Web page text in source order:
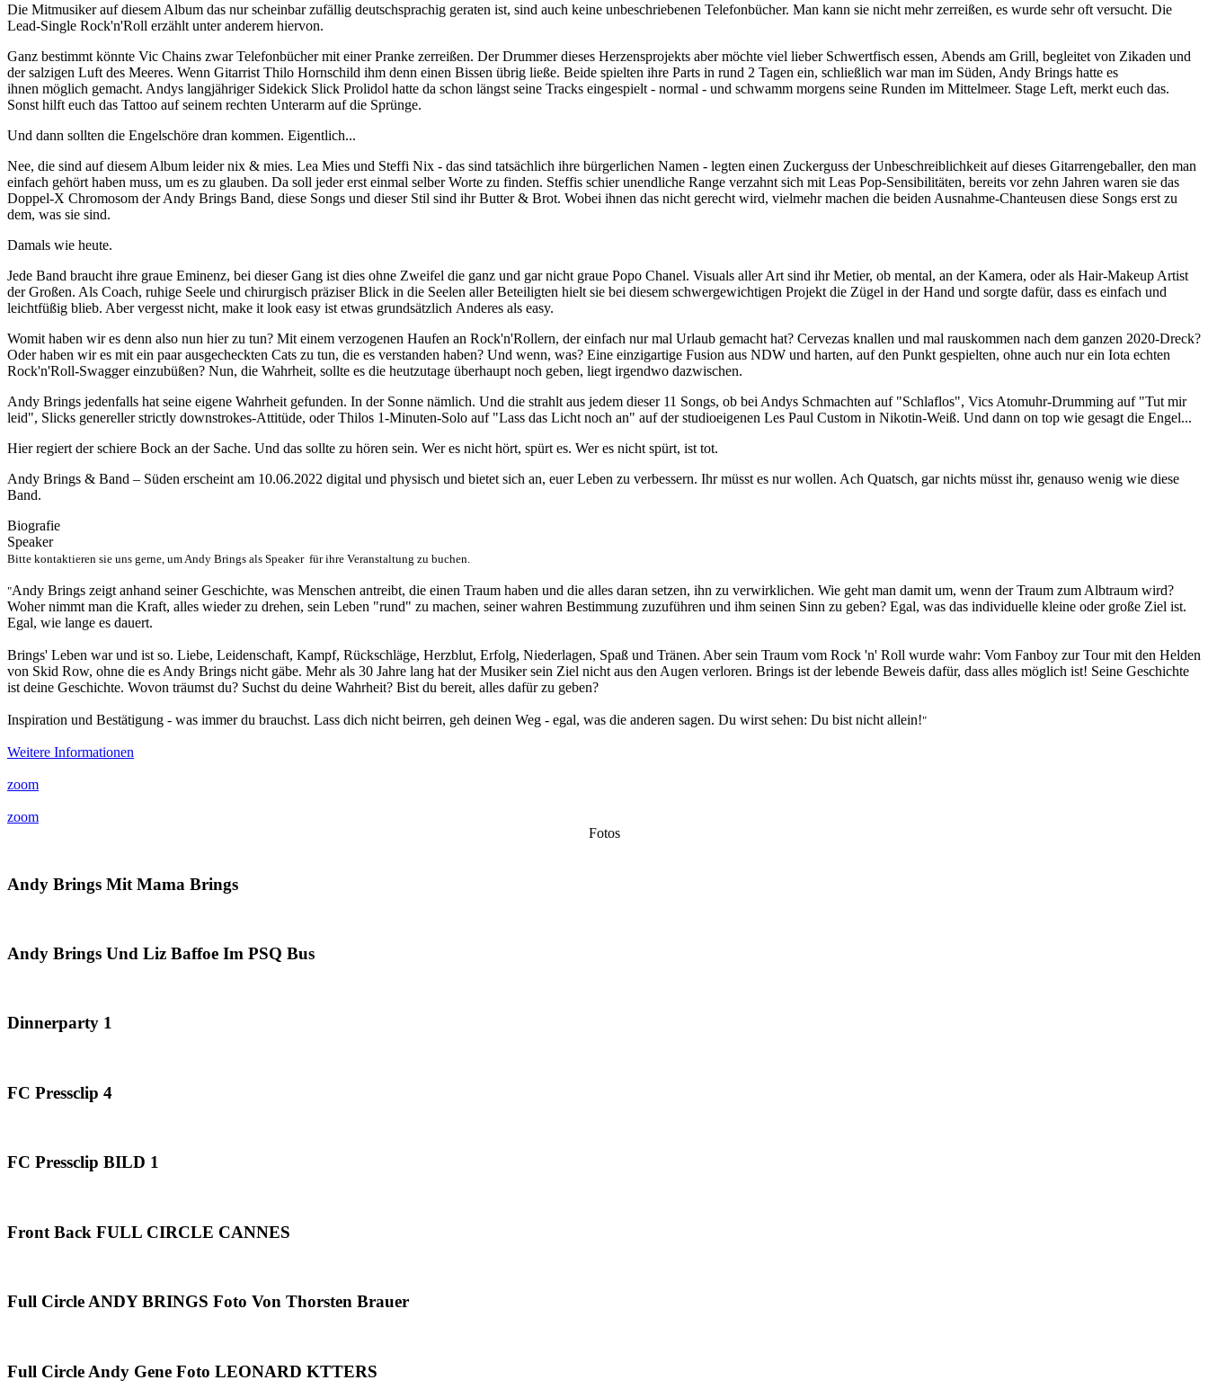
Die Mitmusiker auf diesem Album das nur scheinbar zufällig deutschsprachig geraten ist, sind auch keine unbeschriebenen Telefonbücher. Man kann sie nicht mehr zerreißen, es wurde sehr oft versucht. Die
Lead-Single Rock'n'Roll erzählt unter anderem hiervon.
Ganz bestimmt könnte Vic Chains zwar Telefonbücher mit einer Pranke zerreißen. Der Drummer dieses Herzensprojekts aber möchte viel lieber Schwertfisch essen, Abends am Grill, begleitet von Zikaden und
der salzigen Luft des Meeres. Wenn Gitarrist Thilo Hornschild ihm denn einen Bissen übrig ließe. Beide spielten ihre Parts in rund 2 Tagen ein, schließlich war man im Süden, Andy Brings hatte es
ihnen möglich gemacht. Andys langjähriger Sidekick Slick Prolidol hatte da schon längst seine Tracks eingespielt - normal - und schwamm morgens seine Runden im Mittelmeer. Stage Left, merkt euch das.
Sonst hilft euch das Tattoo auf seinem rechten Unterarm auf die Sprünge.
Und dann sollten die Engelschöre dran kommen. Eigentlich...
Nee, die sind auf diesem Album leider nix & mies. Lea Mies und Steffi Nix - das sind tatsächlich ihre bürgerlichen Namen - legten einen Zuckerguss der Unbeschreiblichkeit auf dieses Gitarrengeballer, den man
einfach gehört haben muss, um es zu glauben. Da soll jeder erst einmal selber Worte zu finden. Steffis schier unendliche Range verzahnt sich mit Leas Pop-Sensibilitäten, bereits vor zehn Jahren waren sie das
Doppel-X Chromosom der Andy Brings Band, diese Songs und dieser Stil sind ihr Butter & Brot. Wobei ihnen das nicht gerecht wird, vielmehr machen die beiden Ausnahme-Chanteusen diese Songs erst zu
dem, was sie sind.
Damals wie heute.
Jede Band braucht ihre graue Eminenz, bei dieser Gang ist dies ohne Zweifel die ganz und gar nicht graue Popo Chanel. Visuals aller Art sind ihr Metier, ob mental, an der Kamera, oder als Hair-Makeup Artist
der Großen. Als Coach, ruhige Seele und chirurgisch präziser Blick in die Seelen aller Beteiligten hielt sie bei diesem schwergewichtigen Projekt die Zügel in der Hand und sorgte dafür, dass es einfach und
leichtfüßig blieb. Aber vergesst nicht, make it look easy ist etwas grundsätzlich Anderes als easy.
Womit haben wir es denn also nun hier zu tun? Mit einem verzogenen Haufen an Rock'n'Rollern, der einfach nur mal Urlaub gemacht hat? Cervezas knallen und mal rauskommen nach dem ganzen 2020-Dreck?
Oder haben wir es mit ein paar ausgecheckten Cats zu tun, die es verstanden haben? Und wenn, was? Eine einzigartige Fusion aus NDW und harten, auf den Punkt gespielten, ohne auch nur ein Iota echten
Rock'n'Roll-Swagger einzubüßen? Nun, die Wahrheit, sollte es die heutzutage überhaupt noch geben, liegt irgendwo dazwischen.
Andy Brings jedenfalls hat seine eigene Wahrheit gefunden. In der Sonne nämlich. Und die strahlt aus jedem dieser 11 Songs, ob bei Andys Schmachten auf "Schlaflos", Vics Atomuhr-Drumming auf "Tut mir
leid", Slicks genereller strictly downstrokes-Attitüde, oder Thilos 1-Minuten-Solo auf "Lass das Licht noch an" auf der studioeigenen Les Paul Custom in Nikotin-Weiß. Und dann on top wie gesagt die Engel...
Hier regiert der schiere Bock an der Sache. Und das sollte zu hören sein. Wer es nicht hört, spürt es. Wer es nicht spürt, ist tot.
Andy Brings & Band – Süden erscheint am 10.06.2022 digital und physisch und bietet sich an, euer Leben zu verbessern. Ihr müsst es nur wollen. Ach Quatsch, gar nichts müsst ihr, genauso wenig wie diese
Band.
Biografie
Speaker
Bitte kontaktieren sie uns gerne, um Andy Brings als Speaker für ihre Veranstaltung zu buchen.
"Andy Brings zeigt anhand seiner Geschichte, was Menschen antreibt, die einen Traum haben und die alles daran setzen, ihn zu verwirklichen. Wie geht man damit um, wenn der Traum zum Albtraum wird?
Woher nimmt man die Kraft, alles wieder zu drehen, sein Leben "rund" zu machen, seiner wahren Bestimmung zuzuführen und ihm seinen Sinn zu geben? Egal, was das individuelle kleine oder große Ziel ist.
Egal, wie lange es dauert.
Brings' Leben war und ist so. Liebe, Leidenschaft, Kampf, Rückschläge, Herzblut, Erfolg, Niederlagen, Spaß und Tränen. Aber sein Traum vom Rock 'n' Roll wurde wahr: Vom Fanboy zur Tour mit den Helden
von Skid Row, ohne die es Andy Brings nicht gäbe. Mehr als 30 Jahre lang hat der Musiker sein Ziel nicht aus den Augen verloren. Brings ist der lebende Beweis dafür, dass alles möglich ist! Seine Geschichte
ist deine Geschichte. Wovon träumst du? Suchst du deine Wahrheit? Bist du bereit, alles dafür zu geben?
Inspiration und Bestätigung - was immer du brauchst. Lass dich nicht beirren, geh deinen Weg - egal, was die anderen sagen. Du wirst sehen: Du bist nicht allein!"
Weitere Informationen
zoom
zoom
Fotos
Andy Brings Mit Mama Brings
Andy Brings Und Liz Baffoe Im PSQ Bus
Dinnerparty 1
FC Pressclip 4
FC Pressclip BILD 1
Front Back FULL CIRCLE CANNES
Full Circle ANDY BRINGS Foto Von Thorsten Brauer
Full Circle Andy Gene Foto LEONARD KTTERS